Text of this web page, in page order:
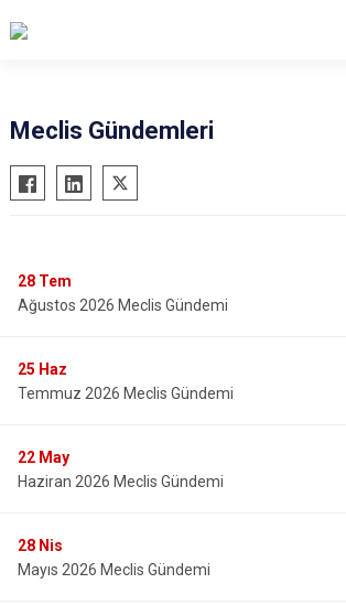
Meclis Gündemleri
28 Tem
Ağustos 2026 Meclis Gündemi
25 Haz
Temmuz 2026 Meclis Gündemi
22 May
Haziran 2026 Meclis Gündemi
28 Nis
Mayıs 2026 Meclis Gündemi